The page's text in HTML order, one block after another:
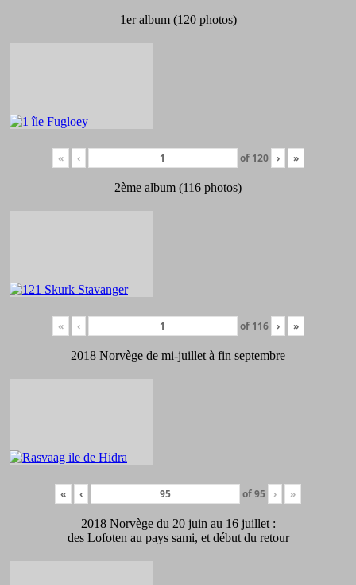
1er album (120 photos)
« ‹ of 120 › »
2ème album (116 photos)
« ‹ of 116 › »
2018 Norvège de mi-juillet à fin septembre
« ‹ of95 › »
2018 Norvège du 20 juin au 16 juillet :
des Lofoten au pays sami, et début du retour